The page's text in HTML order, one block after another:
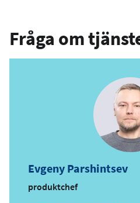
Fråga om
Evgeny Parshintsev
produktchef